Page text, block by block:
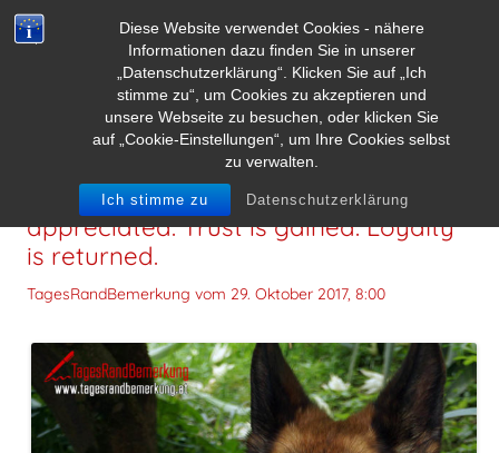
Diese Website verwendet Cookies - nähere
Informationen dazu finden Sie in unserer
„Datenschutzerklärung“. Klicken Sie auf „Ich
stimme zu“, um Cookies zu akzeptieren und
unsere Webseite zu besuchen, oder klicken Sie
auf „Cookie-Einstellungen“, um Ihre Cookies selbst
zu verwalten.
Ich stimme zu Datenschutzerklärung
Respect is earned. Honesty is
appreciated. Trust is gained. Loyalty
is returned.
TagesRandBemerkung vom 29. Oktober 2017, 8:00